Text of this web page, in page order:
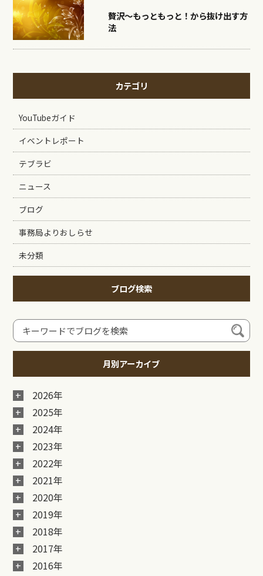
贅沢〜もっともっと！から抜け出す方
法
カテゴリ
YouTubeガイド
イベントレポート
テブラビ
ニュース
ブログ
事務局よりおしらせ
未分類
ブログ検索
月別アーカイブ
2026年
2025年
2024年
2023年
2022年
2021年
2020年
2019年
2018年
2017年
2016年